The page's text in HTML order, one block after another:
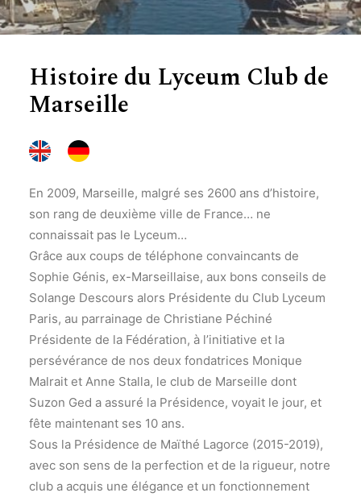
Histoire du Lyceum Club de
Marseille
En 2009, Marseille, malgré ses 2600 ans d’histoire,
son rang de deuxième ville de France… ne
connaissait pas le Lyceum…
Grâce aux coups de téléphone convaincants de
Sophie Génis, ex-Marseillaise, aux bons conseils de
Solange Descours alors Présidente du Club Lyceum
Paris, au parrainage de Christiane Péchiné
Présidente de la Fédération, à l’initiative et la
persévérance de nos deux fondatrices Monique
Malrait et Anne Stalla, le club de Marseille dont
Suzon Ged a assuré la Présidence, voyait le jour, et
fête maintenant ses 10 ans.
Sous la Présidence de Maïthé Lagorce (2015-2019),
avec son sens de la perfection et de la rigueur, notre
club a acquis une élégance et un fonctionnement